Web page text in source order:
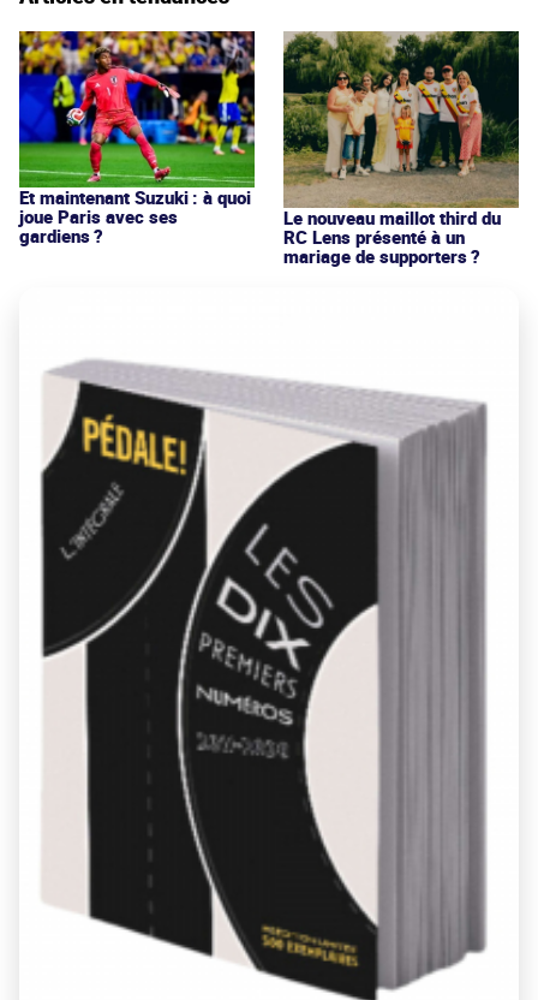
Et maintenant Suzuki : à quoi
joue Paris avec ses
gardiens ?
Le nouveau maillot third du
RC Lens présenté à un
mariage de supporters ?